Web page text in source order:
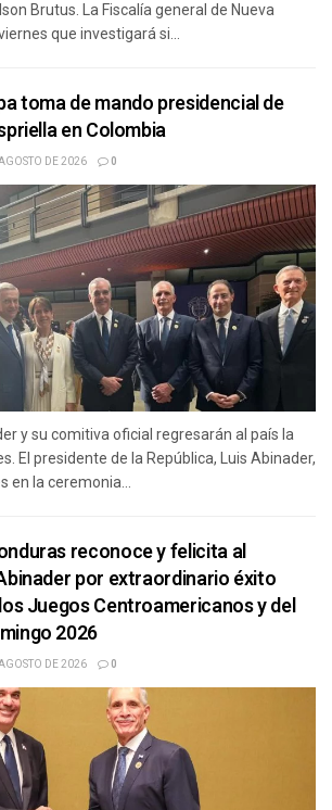
Brutus. La Fiscalía general de Nueva
que investigará si...
toma de mando presidencial de
en Colombia
DE 2026 0
y su comitiva oficial regresarán al país la
El presidente de la República, Luis Abinader,
en la ceremonia...
reconoce y felicita al
por extraordinario éxito
Juegos Centroamericanos y del
2026
DE 2026 0